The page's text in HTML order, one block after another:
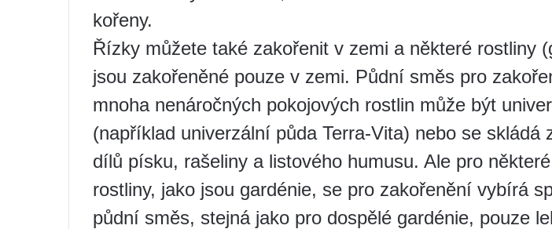
kořeny.
Řízky můžete také zakořenit v zemi a některé rostliny
jsou zakořeněné pouze v zemi. Půdní směs pro
mnoha nenáročných pokojových rostlin může být
(například univerzální půda Terra-Vita) nebo se skládá
dílů písku, rašeliny a listového humusu. Ale pro některé
rostliny, jako jsou gardénie, se pro zakořenění vybírá
půdní směs, stejná jako pro dospělé gardénie, pouze